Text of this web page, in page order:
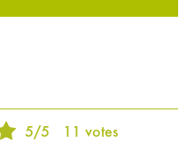
5/5 11 votes